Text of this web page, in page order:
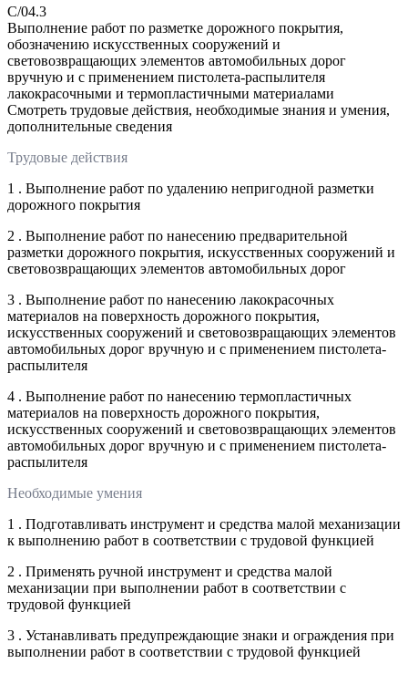
C/04.3
Выполнение работ по разметке дорожного покрытия,
обозначению искусственных сооружений и
световозвращающих элементов автомобильных дорог
вручную и с применением пистолета-распылителя
лакокрасочными и термопластичными материалами
Смотреть трудовые действия, необходимые знания и умения,
дополнительные сведения
Трудовые действия
1 . Выполнение работ по удалению непригодной разметки
дорожного покрытия
2 . Выполнение работ по нанесению предварительной
разметки дорожного покрытия, искусственных сооружений и
световозвращающих элементов автомобильных дорог
3 . Выполнение работ по нанесению лакокрасочных
материалов на поверхность дорожного покрытия,
искусственных сооружений и световозвращающих элементов
автомобильных дорог вручную и с применением пистолета-
распылителя
4 . Выполнение работ по нанесению термопластичных
материалов на поверхность дорожного покрытия,
искусственных сооружений и световозвращающих элементов
автомобильных дорог вручную и с применением пистолета-
распылителя
Необходимые умения
1 . Подготавливать инструмент и средства малой механизации
к выполнению работ в соответствии с трудовой функцией
2 . Применять ручной инструмент и средства малой
механизации при выполнении работ в соответствии с
трудовой функцией
3 . Устанавливать предупреждающие знаки и ограждения при
выполнении работ в соответствии с трудовой функцией